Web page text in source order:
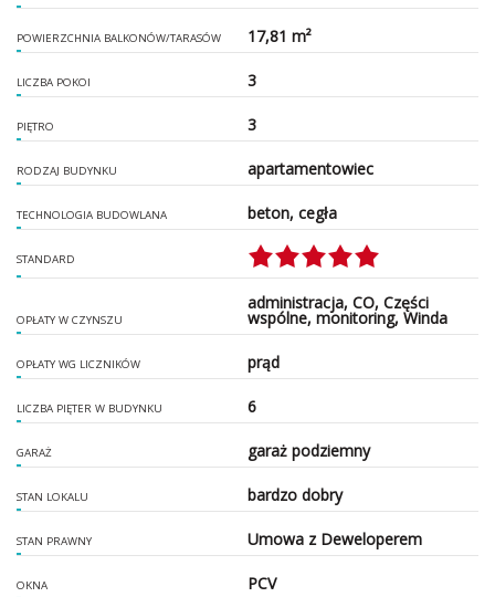
POWIERZCHNIA BALKONÓW/TARASÓW 17,81 m²
LICZBA POKOI 3
PIĘTRO 3
RODZAJ BUDYNKU apartamentowiec
TECHNOLOGIA BUDOWLANA beton, cegła
STANDARD
OPŁATY W CZYNSZU
administracja, CO, Części
wspólne, monitoring, Winda
OPŁATY WG LICZNIKÓW prąd
LICZBA PIĘTER W BUDYNKU 6
GARAŻ garaż podziemny
STAN LOKALU bardzo dobry
STAN PRAWNY Umowa z Deweloperem
OKNA PCV